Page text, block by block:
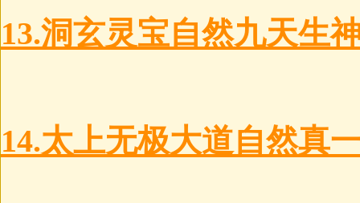
13.洞玄灵宝自然九天生
14.太上无极大道自然真